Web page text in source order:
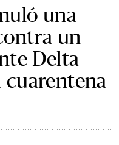
una
un
Delta